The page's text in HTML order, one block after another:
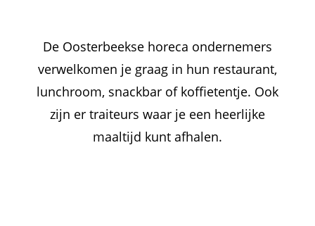
De Oosterbeekse horeca ondernemers
verwelkomen je graag in hun restaurant,
lunchroom, snackbar of koffietentje. Ook
zijn er traiteurs waar je een heerlijke
maaltijd kunt afhalen.